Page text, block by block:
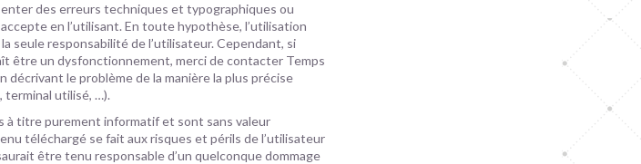
des erreurs techniques et typographiques ou
en l’utilisant. En toute hypothèse, l’utilisation
seule responsabilité de l’utilisateur. Cependant, si
être un dysfonctionnement, merci de contacter Temps
décrivant le problème de la manière la plus précise
terminal utilisé, …).
titre purement informatif et sont sans valeur
téléchargé se fait aux risques et périls de l’utilisateur
être tenu responsable d’un quelconque dommage